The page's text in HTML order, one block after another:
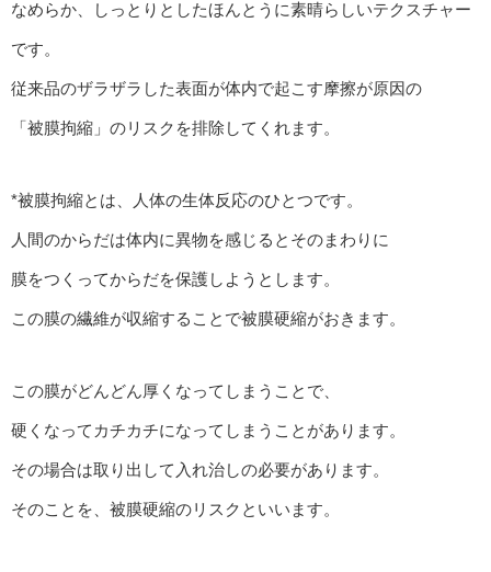
なめらか、しっとりとしたほんとうに素晴らしいテクスチャー
です。
従来品のザラザラした表面が体内で起こす摩擦が原因の
「被膜拘縮」のリスクを排除してくれます。
*被膜拘縮とは、人体の生体反応のひとつです。
人間のからだは体内に異物を感じるとそのまわりに
膜をつくってからだを保護しようとします。
この膜の繊維が収縮することで被膜硬縮がおきます。
この膜がどんどん厚くなってしまうことで、
硬くなってカチカチになってしまうことがあります。
その場合は取り出して入れ治しの必要があります。
そのことを、被膜硬縮のリスクといいます。